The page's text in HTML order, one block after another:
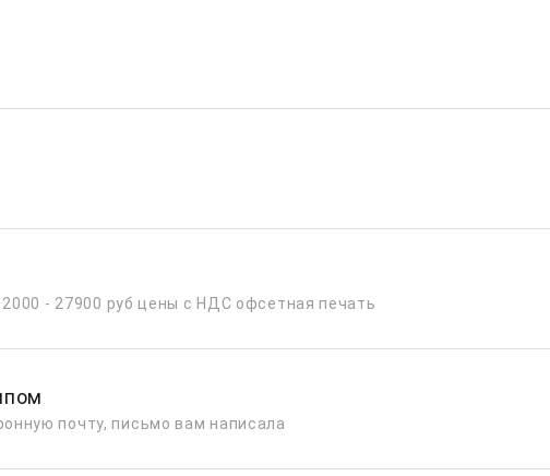
2000 - 27900 руб цены с НДС офсетная печать
почту, письмо вам написала